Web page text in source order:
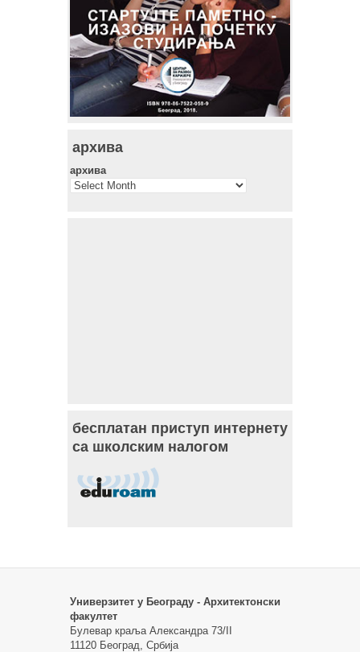
архива
архива
бесплатан приступ интернету
са школским налогом
Универзитет у Београду - Архитектонски
факултет
Булевар краља Александра 73/II
11120 Београд, Србија